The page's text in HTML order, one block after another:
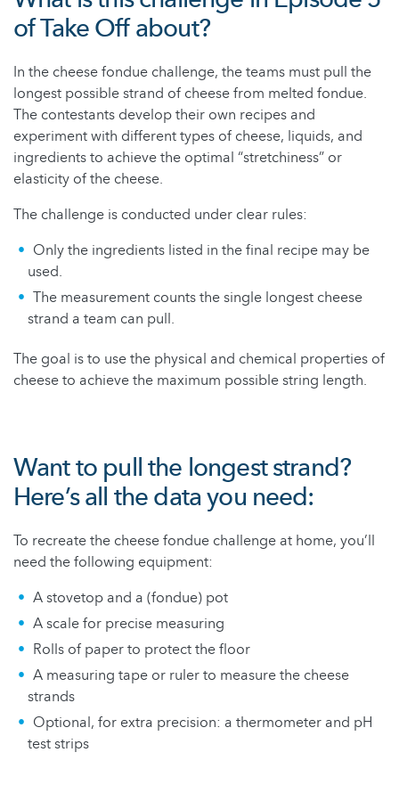
of Take Off about?
In the cheese fondue challenge, the teams must pull the
longest possible strand of cheese from melted fondue.
The contestants develop their own recipes and
experiment with different types of cheese, liquids, and
ingredients to achieve the optimal “stretchiness” or
elasticity of the cheese.
The challenge is conducted under clear rules:
Only the ingredients listed in the final recipe may be
used.
The measurement counts the single longest cheese
strand a team can pull.
The goal is to use the physical and chemical properties of
cheese to achieve the maximum possible string length.
Want to pull the longest strand?
Here’s all the data you need:
To recreate the cheese fondue challenge at home, you’ll
need the following equipment:
A stovetop and a (fondue) pot
A scale for precise measuring
Rolls of paper to protect the floor
A measuring tape or ruler to measure the cheese
strands
Optional, for extra precision: a thermometer and pH
test strips